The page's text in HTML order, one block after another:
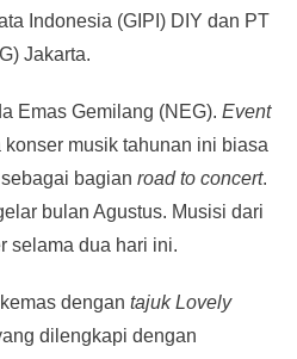
Indonesia (GIPI) DIY dan PT
Jakarta.
Emas Gemilang (NEG). Event
musik tahunan ini biasa
bagian road to concert.
bulan Agustus. Musisi dari
selama dua hari ini.
dengan tajuk Lovely
dilengkapi dengan